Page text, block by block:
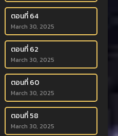
ตอนที่ 64
March 30, 2025
ตอนที่ 62
March 30, 2025
ตอนที่ 60
March 30, 2025
ตอนที่ 58
March 30, 2025